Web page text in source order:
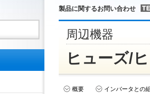
製品に関するお問い合わせ
周辺機器
ヒューズ/
概要 インバータとの